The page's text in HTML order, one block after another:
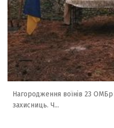
Нагородження воїнів 23 ОМБр
захисниць. Ч...